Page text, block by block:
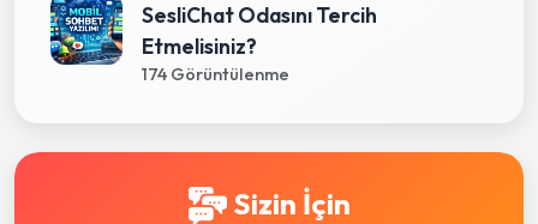
SesliChat Odasını Tercih
Etmelisiniz?
174 Görüntülenme
Sizin İçin